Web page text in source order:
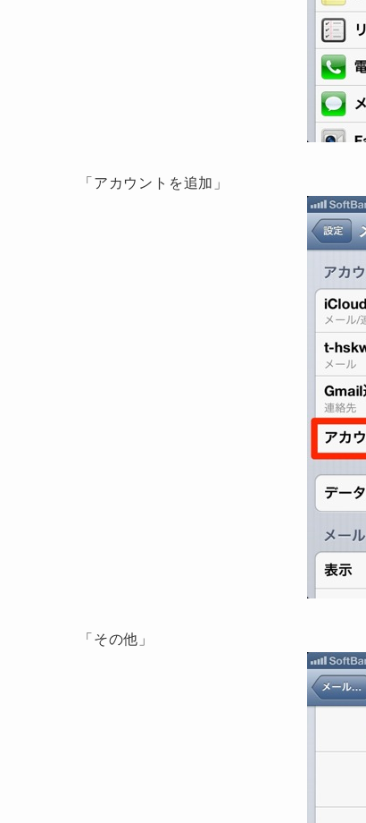
「アカウントを追加」
「その他」